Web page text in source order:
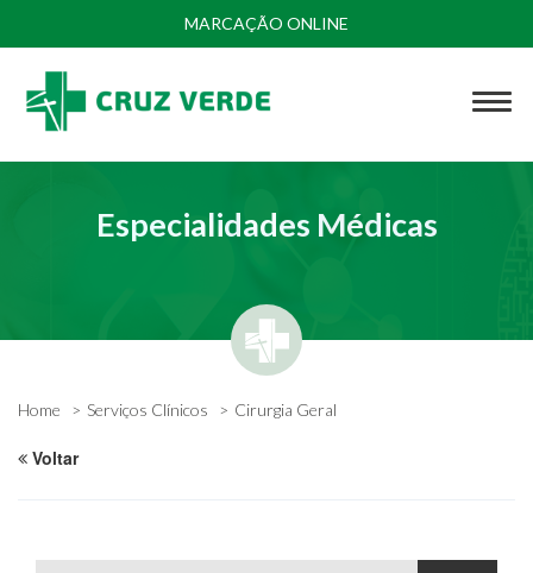
MARCAÇÃO ONLINE
Especialidades Médicas
Home Serviços Clínicos Cirurgia Geral
Voltar